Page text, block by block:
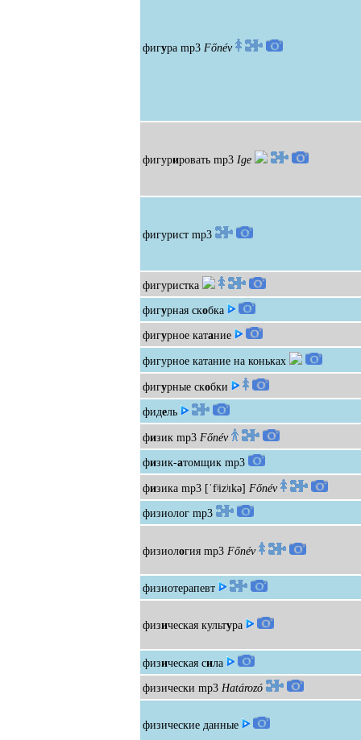
фигура mp3 Főnév
фигурировать mp3 Ige
фигурист mp3
фигуристка
фигурная скобка
фигурное катание
фигурное катание на коньках
фигурные скобки
фидель
физик mp3 Főnév
физик-атомщик mp3
физика mp3 [ˈfʲizʲɪkə] Főnév
физиолог mp3
физиология mp3 Főnév
физиотерапевт
физическая культура
физическая сила
физически mp3 Határozó
физические данные